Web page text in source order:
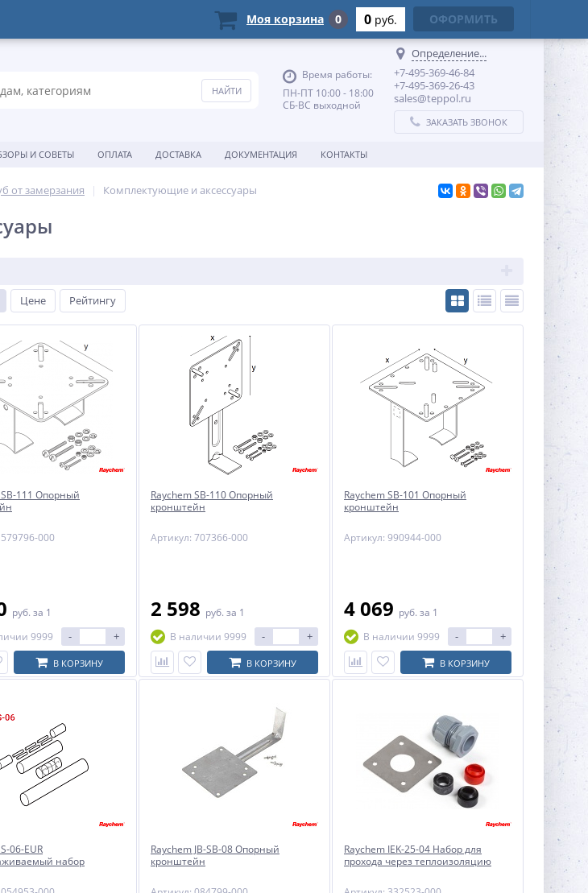
Время работы:
ПН-ПТ 10:00 - 18:00
СБ-ВС выходной
Определение...
+7-495-369-46-84
+7-495-369-26-43
sales@teppol.ru
ЗАКАЗАТЬ ЗВОНОК
И СОВЕТЫ ОПЛАТА ДОСТАВКА ДОКУМЕНТАЦИЯ КОНТАКТЫ
от замерзания Комплектующие и аксессуары
Цене Рейтингу
SB-111 Опорный
000
руб. за 1
9999
- +
В КОРЗИНУ
Raychem SB-110 Опорный
кронштейн
Артикул: 707366-000
2 598 руб. за 1
В наличии 9999
- +
В КОРЗИНУ
Raychem SB-101 Опорный
кронштейн
Артикул: 990944-000
4 069 руб. за 1
В наличии 9999
- +
В КОРЗИНУ
06-EUR
набор
Raychem JB-SB-08 Опорный
кронштейн
Raychem IEK-25-04 Набор для
прохода через теплоизоляцию
Моя корзина 0 0 руб. ОФОРМИТЬ